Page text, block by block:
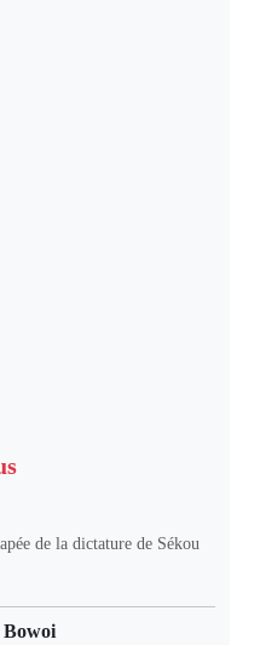
de la dictature de Sékou